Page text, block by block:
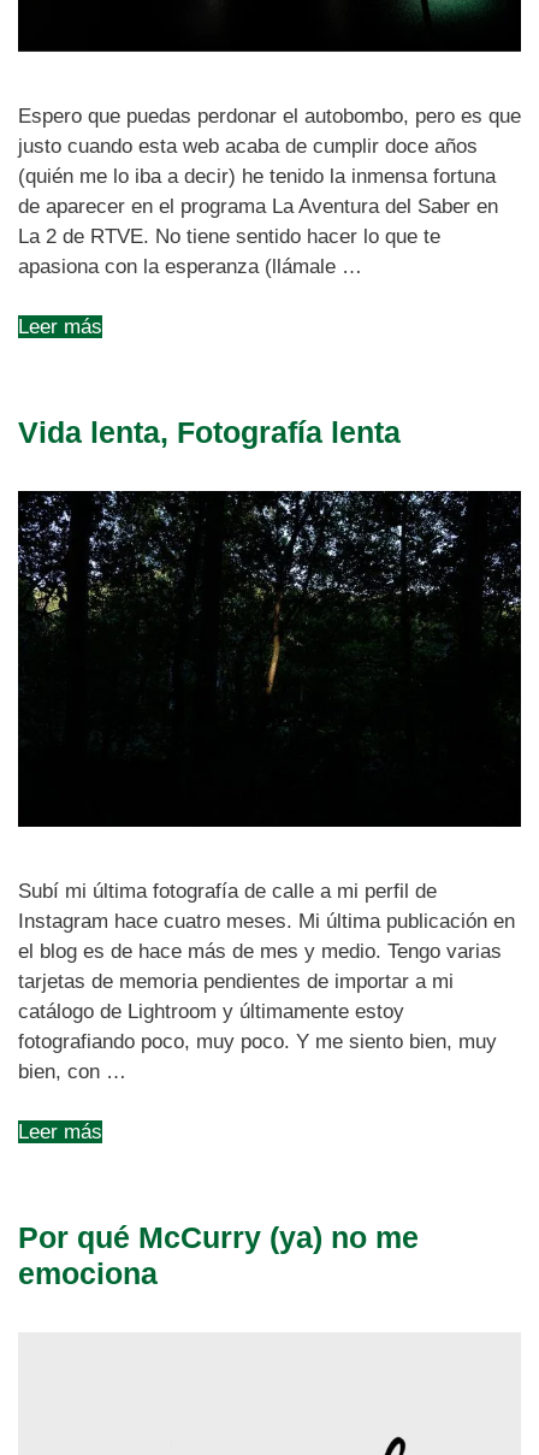
Espero que puedas perdonar el autobombo, pero es que
justo cuando esta web acaba de cumplir doce años
(quién me lo iba a decir) he tenido la inmensa fortuna
de aparecer en el programa La Aventura del Saber en
La 2 de RTVE. No tiene sentido hacer lo que te
apasiona con la esperanza (llámale …
Leer más
Vida lenta, Fotografía lenta
Subí mi última fotografía de calle a mi perfil de
Instagram hace cuatro meses. Mi última publicación en
el blog es de hace más de mes y medio. Tengo varias
tarjetas de memoria pendientes de importar a mi
catálogo de Lightroom y últimamente estoy
fotografiando poco, muy poco. Y me siento bien, muy
bien, con …
Leer más
Por qué McCurry (ya) no me
emociona